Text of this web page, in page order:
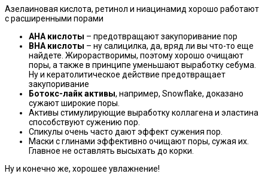
Азелаиновая кислота, ретинол и ниацинамид хорошо работают
с расширенными порами
АНА кислоты – предотвращают закупоривание пор
ВНА кислоты – ну салицилка, да, вряд ли вы что-то еще
найдете. Жирорастворимы, поэтому хорошо очищают
поры, а также в принципе уменьшают выработку себума.
Ну и кератолитическое действие предотвращает
закупоривание
Ботокс-лайк активы, например, Snowflake, доказано
сужают широкие поры.
Активы стимулирующие выработку коллагена и эластина
способствуют сужению пор.
Спикулы очень часто дают эффект сужения пор.
Маски с глинами эффективно очищают поры, сужая их.
Главное не оставлять высыхать до корки.
Ну и конечно же, хорошее увлажнение!